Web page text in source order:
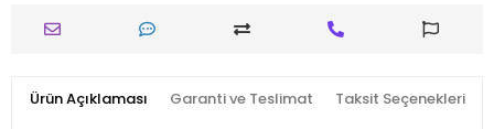
Ürün Açıklaması Garanti ve Teslimat Taksit Seçenekleri